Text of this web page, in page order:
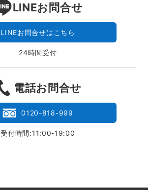
LINEお問合せ
LINEお問合せはこちら
24時間受付
電話お問合せ
0120-818-999
受付時間:11:00-19:00